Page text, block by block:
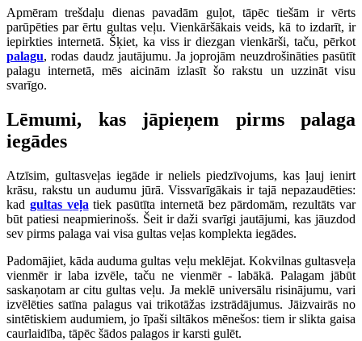
Apmēram trešdaļu dienas pavadām guļot, tāpēc tiešām ir vērts
parūpēties par ērtu gultas veļu. Vienkāršākais veids, kā to izdarīt, ir
iepirkties internetā. Šķiet, ka viss ir diezgan vienkārši, taču, pērkot
palagu, rodas daudz jautājumu. Ja joprojām neuzdrošināties pasūtīt
palagu internetā, mēs aicinām izlasīt šo rakstu un uzzināt visu
svarīgo.
Lēmumi, kas jāpieņem pirms palaga
iegādes
Atzīsim, gultasveļas iegāde ir neliels piedzīvojums, kas ļauj ienirt
krāsu, rakstu un audumu jūrā. Vissvarīgākais ir tajā nepazaudēties:
kad gultas veļa tiek pasūtīta internetā bez pārdomām, rezultāts var
būt patiesi neapmierinošs. Šeit ir daži svarīgi jautājumi, kas jāuzdod
sev pirms palaga vai visa gultas veļas komplekta iegādes.
Padomājiet, kāda auduma gultas veļu meklējat. Kokvilnas gultasveļa
vienmēr ir laba izvēle, taču ne vienmēr - labākā. Palagam jābūt
saskaņotam ar citu gultas veļu. Ja meklē universālu risinājumu, vari
izvēlēties satīna palagus vai trikotāžas izstrādājumus. Jāizvairās no
sintētiskiem audumiem, jo īpaši siltākos mēnešos: tiem ir slikta gaisa
caurlaidība, tāpēc šādos palagos ir karsti gulēt.